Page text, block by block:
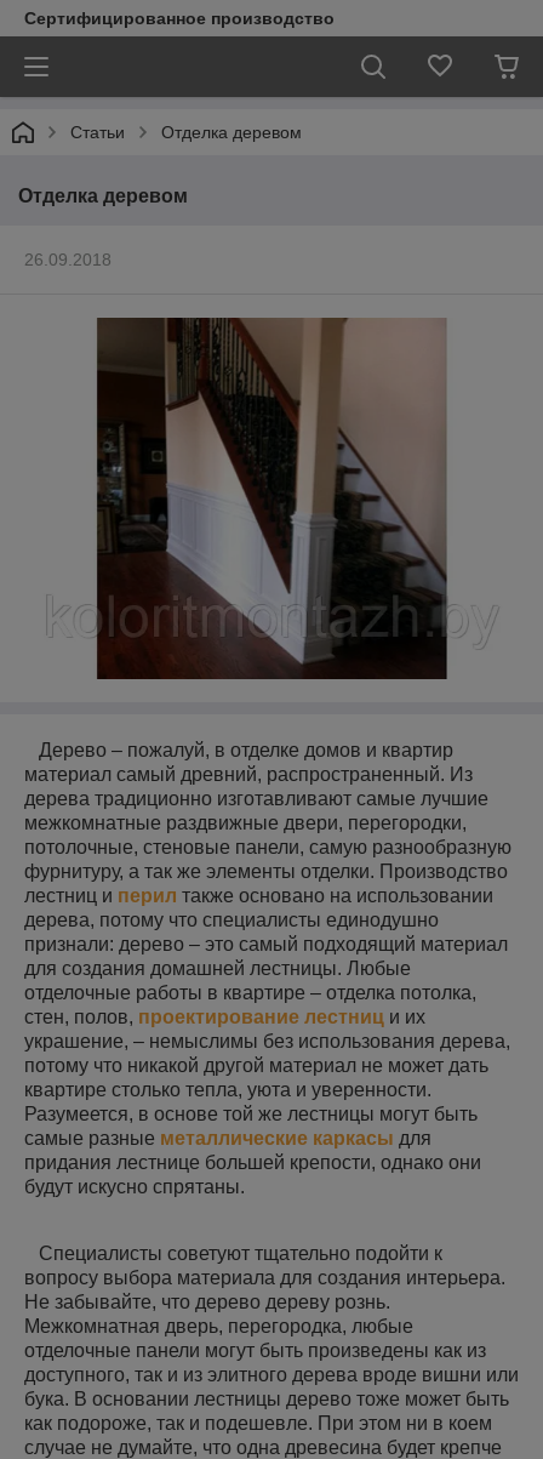
Сертифицированное производство
Статьи Отделка деревом
Отделка деревом
26.09.2018
Дерево – пожалуй, в отделке домов и квартир
материал самый древний, распространенный. Из
дерева традиционно изготавливают самые лучшие
межкомнатные раздвижные двери, перегородки,
потолочные, стеновые панели, самую разнообразную
фурнитуру, а так же элементы отделки. Производство
лестниц и перил также основано на использовании
дерева, потому что специалисты единодушно
признали: дерево – это самый подходящий материал
для создания домашней лестницы. Любые
отделочные работы в квартире – отделка потолка,
стен, полов, проектирование лестниц и их
украшение, – немыслимы без использования дерева,
потому что никакой другой материал не может дать
квартире столько тепла, уюта и уверенности.
Разумеется, в основе той же лестницы могут быть
самые разные металлические каркасы для
придания лестнице большей крепости, однако они
будут искусно спрятаны.
Специалисты советуют тщательно подойти к
вопросу выбора материала для создания интерьера.
Не забывайте, что дерево дереву рознь.
Межкомнатная дверь, перегородка, любые
отделочные панели могут быть произведены как из
доступного, так и из элитного дерева вроде вишни или
бука. В основании лестницы дерево тоже может быть
как подороже, так и подешевле. При этом ни в коем
случае не думайте, что одна древесина будет крепче